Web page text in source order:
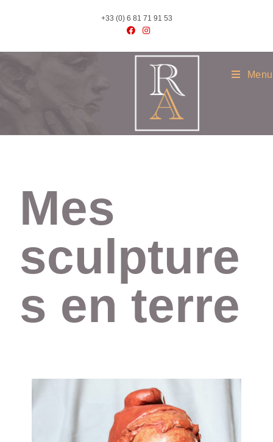
+33 (0) 6 81 71 91 53
Menu
Mes
sculpture
s en terre